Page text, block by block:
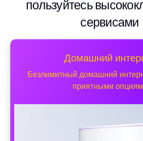
пользуйтесь
сервисами
Домашний
Безлимитный домашний
приятными